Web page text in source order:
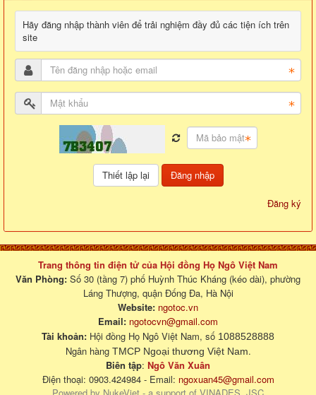
Hãy đăng nhập thành viên để trải nghiệm đầy đủ các tiện ích trên
site
Đăng nhập
Đăng ký
Trang thông tin điện tử của Hội đồng Họ Ngô Việt Nam
Văn Phòng: Số 30 (tầng 7) phố Huỳnh Thúc Kháng (kéo dài), phường
Láng Thượng, quận Đống Đa, Hà Nội
Website: ngotoc.vn
Email: ngotocvn@gmail.com
Tài khoản: Hội đồng Họ Ngô Việt Nam, số 1088528888
Ngân hàng TMCP Ngoại thương Việt Nam.
Biên tập: Ngô Văn Xuân
Điện thoại: 0903.424984 - Email: ngoxuan45@gmail.com